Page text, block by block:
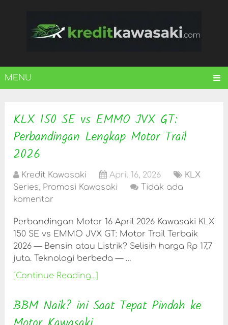
MENU
KLX 150 SE vs EMMO JVX GT:
Perbandingan Lengkap Motor Trail
2026
Kredit Kawasaki April 16, 2026
KLX
Series, Promosi Kawasaki
Tidak ada
komentar
Perbandingan Motor 16 April 2026 Kawasaki KLX
150 SE vs EMMO JVX GT: Motor Trail Terbaik
2026 — Bensin atau Listrik? Selisih harga Rp 17,7
juta. Teknologi berbeda — …
[Continue Reading...]
BBM Naik? ini Saat Tepat Pindah ke